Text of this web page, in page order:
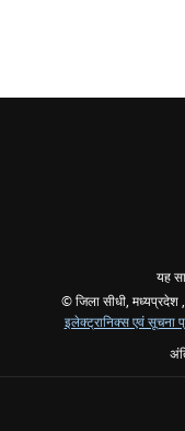
यह
© जिला सीधी, मध्यप्रदेश
इलेक्ट्रानिक्स एवं सूचना